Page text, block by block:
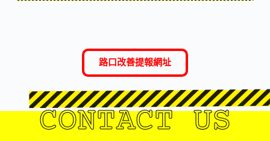
路口改善提報網址
CONTACT US